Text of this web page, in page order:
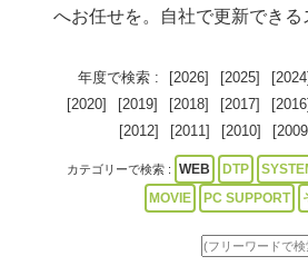
へお任せを。自社で更新でき
年度で検索 : [2026] [2025] [2024]
[2020]
[2019] [2018] [2017] [2016]
[2012]
[2011] [2010]
カテゴリーで検索 : WEB DTP
MOVIE
PC SUPPORT